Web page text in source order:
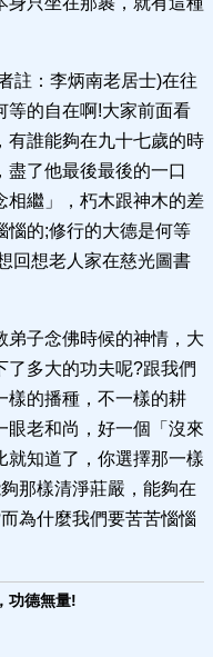
註：李炳南老居士)在往
等的自在啊!大家前面看
有誰能夠在九十七歲的時
盡了他最後最後的一口
相繼」，朽木跟神木的差
惱的;修行的大德是何等
回想老人家在慈光圖書
弟子念佛時候的神情，大
了多大的功夫呢?跟我們
樣的播種，不一樣的耕
眼老和尚，好一個「沒來
就知道了，你選擇那一樣
那樣清淨莊嚴，能夠在
為什麼我們要苦苦惱惱
功德無量!